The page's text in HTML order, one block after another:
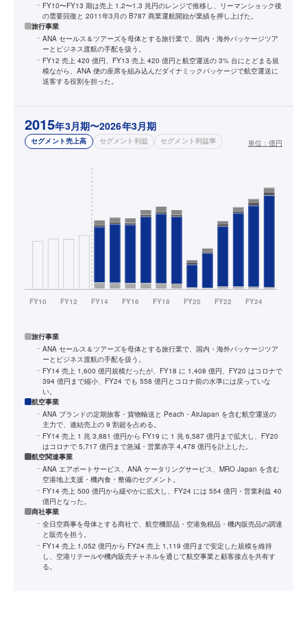
FY10〜FY13 期は売上 1.2〜1.3 兆円のレンジで推移し、リーマンショック後
の需要回復と 2011年3月の B787 商業運航開始が業績を押し上げた。
旅行事業
ANA セールス＆ツアーズを母体とする旅行業で、国内・海外パッケージツア
ーとビジネス渡航の手配を扱う。
FY12 売上 420 億円、FY13 売上 420 億円と航空運送の 3% 台にとどまる規
模ながら、ANA 便の座席を組み込んだダイナミックパッケージで航空運送に
送客する役割を担った。
2015年3月期〜2026年3月期
セグメント売上高 セグメント利益 セグメント利益率 単位： 億円
旅行事業
ANA セールス＆ツアーズを母体とする旅行業で、国内・海外パッケージツア
ーとビジネス渡航の手配を扱う。
FY14 売上 1,600 億円規模だったが、FY18 に 1,408 億円、FY20 はコロナで
394 億円まで縮小、FY24 でも 558 億円とコロナ前の水準には戻っていな
い。
航空事業
ANA ブランドの定期旅客・貨物輸送と Peach・AirJapan を含む航空運送の
主力で、連結売上の 9 割超を占める。
FY14 売上 1 兆 3,881 億円から FY19 に 1 兆 6,587 億円まで拡大し、FY20
はコロナで 5,717 億円まで急減・営業赤字 4,478 億円を計上した。
航空関連事業
ANA エアポートサービス、ANA ケータリングサービス、MRO Japan を含む
空港地上支援・機内食・整備のセグメント。
FY14 売上 500 億円から緩やかに拡大し、FY24 には 554 億円・営業利益 40
億円となった。
商社事業
全日空商事を母体とする商社で、航空機部品・空港免税品・機内販売品の調達
と販売を担う。
FY14 売上 1,052 億円から FY24 売上 1,119 億円まで安定した規模を維持
し、空港リテールや機内販売チャネルを通じて航空事業と顧客接点を共有す
る。